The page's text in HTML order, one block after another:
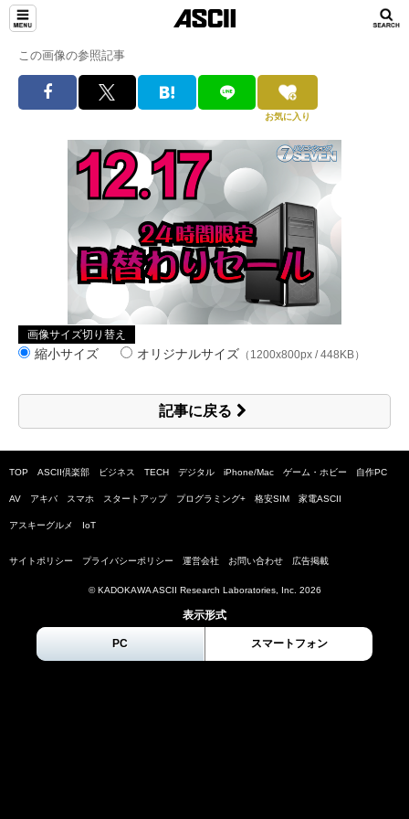
この画像の参照記事
お気に入り
画像サイズ切り替え
縮小サイズ オリジナルサイズ （1200x800px / 448KB）
記事に戻る
TOP ASCII倶楽部 ビジネス TECH デジタル iPhone/Mac ゲーム・ホビー 自作PC
AV アキバ スマホ スタートアップ プログラミング+ 格安SIM 家電ASCII
アスキーグルメ IoT
サイトポリシー プライバシーポリシー 運営会社 お問い合わせ 広告掲載
© KADOKAWA ASCII Research Laboratories, Inc. 2026
表示形式
PC スマートフォン